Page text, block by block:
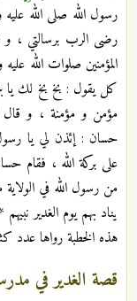
رسول الله صلى الله عليه
رضى الرب برسالتي ، و
المؤمنين صلوات الله
كل يقول : بخ بخ لك
مؤمن و مؤمنة ، و
حسان : إئذن لي يا
على بركة الله ، فقام
من رسول الله في
يناد بهم يوم الغدير
هذه الخطبة رواها عدد
قصة الغدير في